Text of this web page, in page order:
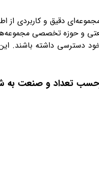
دقیق و کاربردی
و حوزه تخصصی مجموعه‌ها
دسترسی داشته باشند.
تعداد و صنعت به